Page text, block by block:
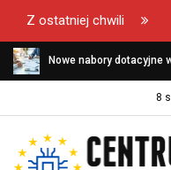
Z ostatniej chwili
Nowe nabory dotacyjne
8